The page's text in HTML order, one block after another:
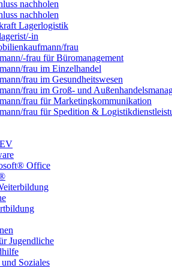
nachholen
nachholen
Lagerlogistik
in
frau
frau für Büromanagement
frau im Einzelhandel
frau im Gesundheitswesen
frau im Groß- und
frau für Marketingkommunikation
frau für Spedition &
Office
Jugendliche
Soziales